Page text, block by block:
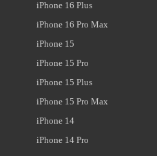
iPhone 16 Plus
iPhone 16 Pro Max
iPhone 15
iPhone 15 Pro
iPhone 15 Plus
iPhone 15 Pro Max
iPhone 14
iPhone 14 Pro